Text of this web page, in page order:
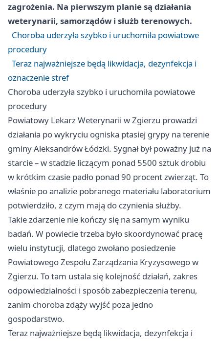
zagrożenia. Na pierwszym planie są działania
weterynarii, samorządów i służb terenowych.
Choroba uderzyła szybko i uruchomiła powiatowe
procedury
Teraz najważniejsze będą likwidacja, dezynfekcja i
oznaczenie stref
Choroba uderzyła szybko i uruchomiła powiatowe
procedury
Powiatowy Lekarz Weterynarii w Zgierzu prowadzi
działania po wykryciu ogniska ptasiej grypy na terenie
gminy Aleksandrów Łódzki. Sygnał był poważny już na
starcie – w stadzie liczącym ponad 5500 sztuk drobiu
w krótkim czasie padło ponad 90 procent zwierząt. To
właśnie po analizie pobranego materiału laboratorium
potwierdziło, z czym mają do czynienia służby.
Takie zdarzenie nie kończy się na samym wyniku
badań. W powiecie trzeba było skoordynować pracę
wielu instytucji, dlatego zwołano posiedzenie
Powiatowego Zespołu Zarządzania Kryzysowego w
Zgierzu. To tam ustala się kolejność działań, zakres
odpowiedzialności i sposób zabezpieczenia terenu,
zanim choroba zdąży wyjść poza jedno
gospodarstwo.
Teraz najważniejsze będą likwidacja, dezynfekcja i